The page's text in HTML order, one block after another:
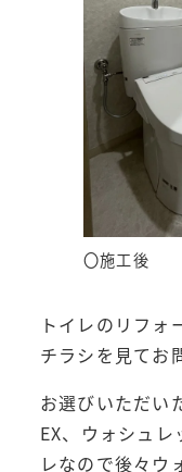
〇施工後
トイレのリフォ
チラシを見てお
お選びいただい
EX、ウォシュ
レなので後々ウ